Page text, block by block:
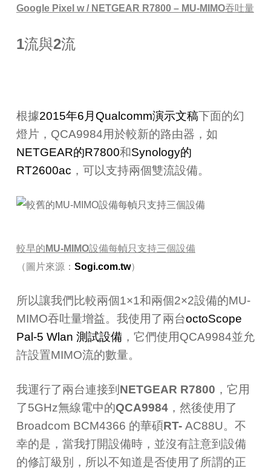
Google Pixel w / NETGEAR R7800 – MU-MIMO吞吐量
1流與2流
根據2015年6 月 Qualcomm演示文稿下面的幻
燈片， QCA9984用於較新的路由器，如
NETGEAR的R7800和Synology的
RT2600ac ，可以支持兩個雙流設備。
較早的 MU-MIMO設備每幀只支持三個設備
（圖片來源： Sogi.com.tw）
所以讓我們比較兩個1×1和兩個2×2設備的MU-
MIMO吞吐量增益。我使用了兩台octoScope
Pal-5 Wlan 測試設備，它們使用QCA9984並允
許設置MIMO流的數量。
我運行了兩台連接到 NETGEAR R7800 ，它用
了5GHz無線電中的QCA9984，然後使用了
Broadcom BCM4366 的華碩RT-AC88U。不
幸的是，當我打開設備時，並沒有註意到設備
的修訂級別，所以不知道是否使用了所謂的正